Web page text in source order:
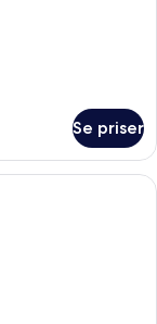
Se priser
med to senge, et